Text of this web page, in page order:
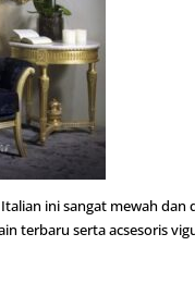
ini sangat mewah dan
terbaru serta acsesoris